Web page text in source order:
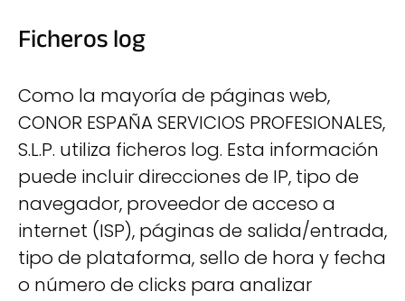
Ficheros log
Como la mayoría de páginas web,
CONOR ESPAÑA SERVICIOS PROFESIONALES,
S.L.P. utiliza ficheros log. Esta información
puede incluir direcciones de IP, tipo de
navegador, proveedor de acceso a
internet (ISP), páginas de salida/entrada,
tipo de plataforma, sello de hora y fecha
o número de clicks para analizar